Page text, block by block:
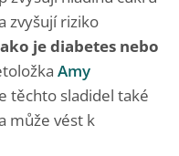
zvyšují riziko
je diabetes nebo
Amy
těchto sladidel také
může vést k